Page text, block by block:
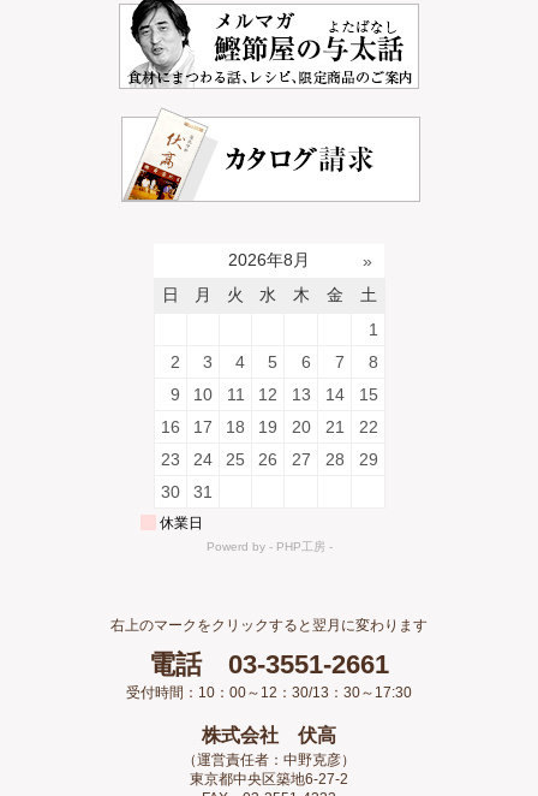
右上のマークをクリックすると翌月に変わります
電話 03-3551-2661
受付時間：10：00～12：30/13：30～17:30
株式会社 伏高
（運営責任者：中野克彦）
東京都中央区築地6-27-2